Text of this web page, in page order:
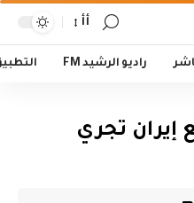
أأ
راديو الرشيد FM
إيران تجري